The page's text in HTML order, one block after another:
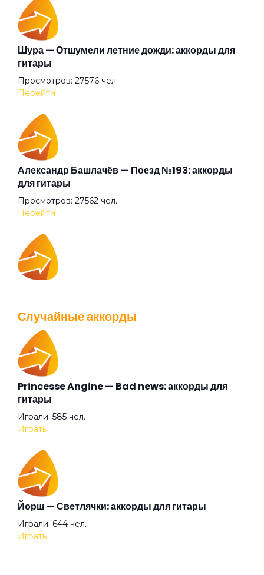
Ангел дождя
Ангел
Анютины глазки
Апокриф
Аригато
Аристократ
Ария Казанского зверя
Афанасий Никитин буги
Бабушки
Баста Раста
Без женщин
Без названия
Шура — Отшумели летние дожди: аккорды для
гитары
Просмотров: 27576 чел.
Перейти
Александр Башлачёв — Поезд №193: аккорды
для гитары
Просмотров: 27562 чел.
Перейти
Перейти
Валентин Стрыкало — Gay porn: аккорды для
гитары
Просмотров: 25696 чел.
Аккорды для начинающих играть на гитаре —
легкие и простые песни на гитаре
Просмотров: 23263 чел.
Перейти
Случайные аккорды
Princesse Angine — Bad news: аккорды для
гитары
Играли: 585 чел.
Играть
Йорш — Светлячки: аккорды для гитары
Играли: 644 чел.
Играть